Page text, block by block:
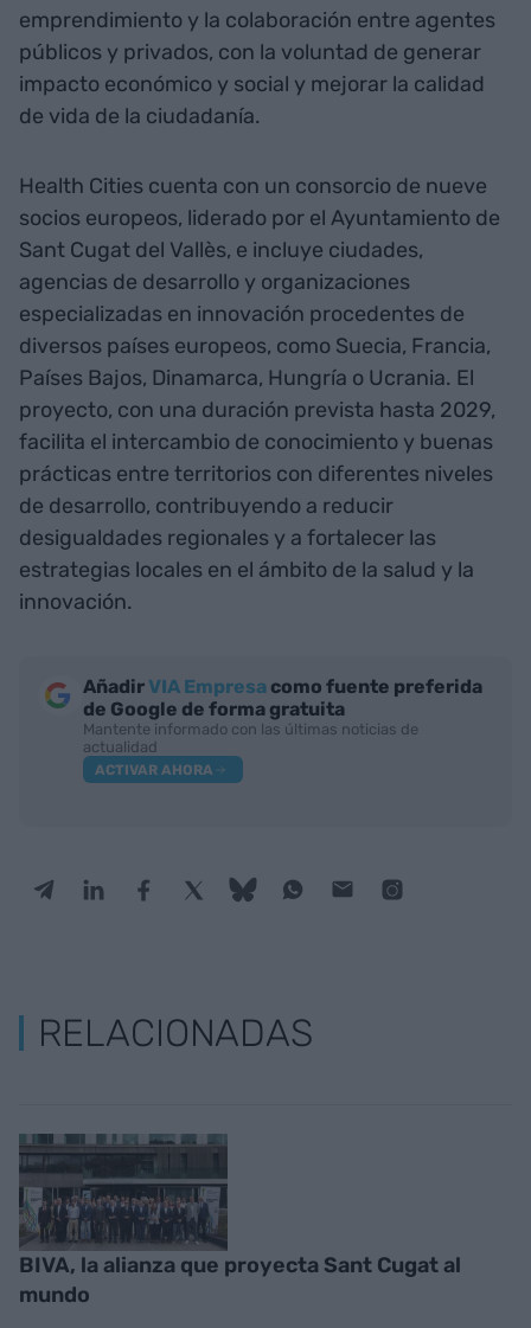
emprendimiento y la colaboración entre agentes
públicos y privados, con la voluntad de generar
impacto económico y social y mejorar la calidad
de vida de la ciudadanía.
Health Cities cuenta con un consorcio de nueve
socios europeos, liderado por el Ayuntamiento de
Sant Cugat del Vallès, e incluye ciudades,
agencias de desarrollo y organizaciones
especializadas en innovación procedentes de
diversos países europeos, como Suecia, Francia,
Países Bajos, Dinamarca, Hungría o Ucrania. El
proyecto, con una duración prevista hasta 2029,
facilita el intercambio de conocimiento y buenas
prácticas entre territorios con diferentes niveles
de desarrollo, contribuyendo a reducir
desigualdades regionales y a fortalecer las
estrategias locales en el ámbito de la salud y la
innovación.
AñadirVIA Empresa como fuente preferida
de Google de forma gratuita
Mantente informado con las últimas noticias de
actualidad
ACTIVAR AHORA
RELACIONADAS
BIVA, la alianza que proyecta Sant Cugat al
mundo